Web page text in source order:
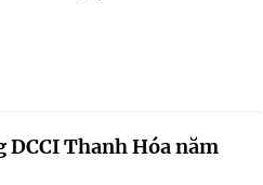
DCCI Thanh Hóa năm